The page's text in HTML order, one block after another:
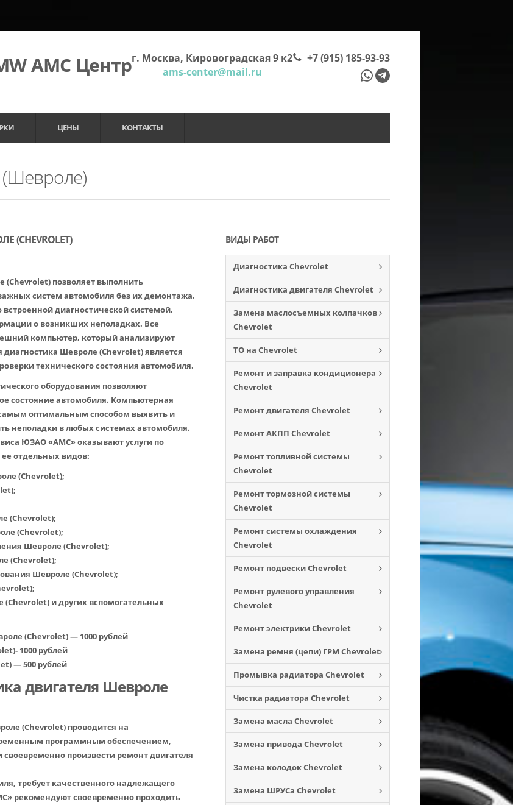
АМС Центр +7 (915) 185-93-93
г. Москва, Кировоградская 9 к2
ams-center@mail.ru
ЦЕНЫ КОНТАКТЫ
(Шевроле)
(Chevrolet) позволяет выполнить
систем автомобиля без их демонтажа.
диагностической системой,
о возникших неполадках. Все
компьютер, который анализируют
Шевроле (Chevrolet)является
технического состояния автомобиля.
оборудования позволяют
состояние автомобиля. Компьютерная
оптимальным способом выявить и
неполадки в любых системах автомобиля.
ЮЗАО «АМС» оказывают услуги по
отдельных видов:
(Chevrolet);
(Chevrolet);
(Chevrolet);
Шевроле (Chevrolet);
(Chevrolet);
Шевроле (Chevrolet);
и других вспомогательных
(Chevrolet) — 1000 рублей
1000 рублей
— 500 рублей
двигателя Шевроле
(Chevrolet) проводится на
программным обеспечением,
произвести ремонт двигателя
требует качественного надлежащего
рекомендуют своевременно проходить
ВИДЫ РАБОТ
Диагностика Chevrolet
Диагностика двигателя Chevrolet
Замена маслосъемных колпачков
Chevrolet
ТО на Chevrolet
Ремонт и заправка кондиционера
Chevrolet
Ремонт двигателя Chevrolet
Ремонт АКПП Chevrolet
Ремонт топливной системы
Chevrolet
Ремонт тормозной системы
Chevrolet
Ремонт системы охлаждения
Chevrolet
Ремонт подвески Chevrolet
Ремонт рулевого управления
Chevrolet
Ремонт электрики Chevrolet
Замена ремня (цепи) ГРМ Chevrolet
Промывка радиатора Chevrolet
Чистка радиатора Chevrolet
Замена масла Chevrolet
Замена привода Chevrolet
Замена колодок Chevrolet
Замена ШРУСа Chevrolet